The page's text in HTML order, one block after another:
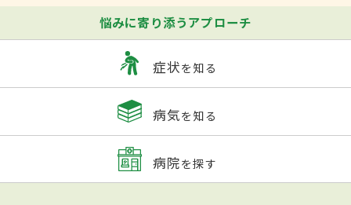
悩みに寄り添うアプローチ
症状を知る
病気を知る
病院を探す